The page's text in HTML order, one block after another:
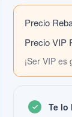
Precio
Precio VIP
¡Ser VIP
Te lo